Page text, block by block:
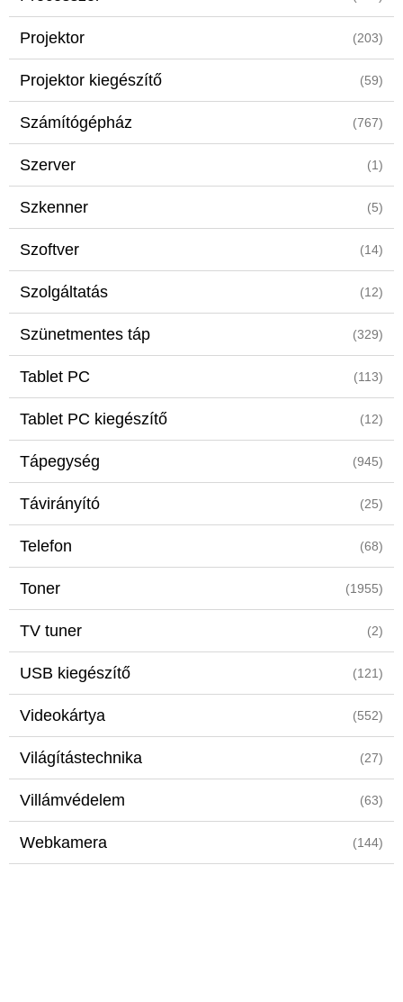
Projektor (203)
Projektor kiegészítő (59)
Számítógépház (767)
Szerver (1)
Szkenner (5)
Szoftver (14)
Szolgáltatás (12)
Szünetmentes táp (329)
Tablet PC (113)
Tablet PC kiegészítő (12)
Tápegység (945)
Távirányító (25)
Telefon (68)
Toner (1955)
TV tuner (2)
USB kiegészítő (121)
Videokártya (552)
Világítástechnika (27)
Villámvédelem (63)
Webkamera (144)